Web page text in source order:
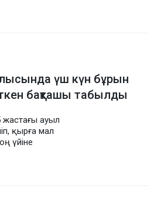
үш күн бұрын
бақташы табылды
жастағы ауыл
қырға мал
үйіне